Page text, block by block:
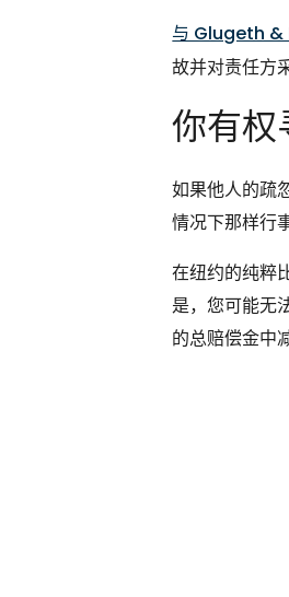
与 Glugeth &
故并对责任方
你有权
如果他人的疏
情况下那样行
在纽约的纯粹
是，您可能无
的总赔偿金中